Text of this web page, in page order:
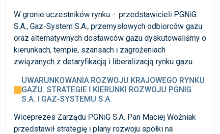
W gronie uczestników rynku – przedstawicieli PGNiG
S.A., Gaz-System S.A., przemysłowych odbiorców gazu
oraz alternatywnych dostawców gazu dyskutowaliśmy o
kierunkach, tempie, szansach i zagrożeniach
związanych z detaryfikacją i liberalizacją rynku gazu.
UWARUNKOWANIA ROZWOJU KRAJOWEGO RYNKU
GAZU. STRATEGIE I KIERUNKI ROZWOJU PGNIG
S.A. I GAZ-SYSTEMU S.A.
Wiceprezes Zarządu PGNiG S.A. Pan Maciej Woźniak
przedstawił strategię i plany rozwoju spółki na